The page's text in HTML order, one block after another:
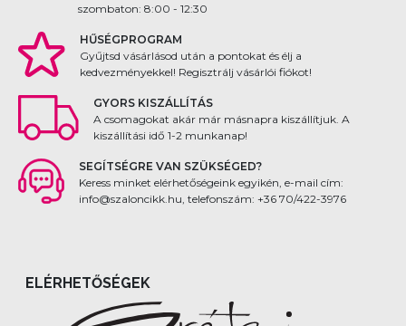
szombaton: 8:00 - 12:30
HŰSÉGPROGRAM
Gyűjtsd vásárlásod után a pontokat és élj a
kedvezményekkel! Regisztrálj vásárlói fiókot!
GYORS KISZÁLLÍTÁS
A csomagokat akár már másnapra kiszállítjuk. A
kiszállítási idő 1-2 munkanap!
SEGÍTSÉGRE VAN SZÜKSÉGED?
Keress minket elérhetőségeink egyikén, e-mail cím:
info@szaloncikk.hu, telefonszám: +36 70/422-3976
ELÉRHETŐSÉGEK